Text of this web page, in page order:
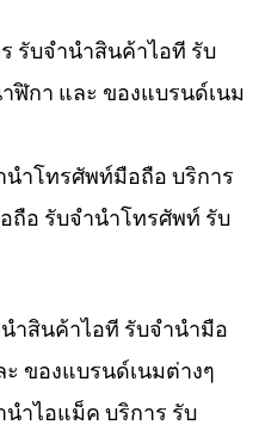
รับจำนำสินค้าไอที รับ
ฬิกา และ ของแบรนด์เนม
ำโทรศัพท์มือถือ บริการ
ถือ รับจำนำโทรศัพท์ รับ
ำสินค้าไอที รับจำนำมือ
ของแบรนด์เนมต่างๆ
ำไอแม็ค บริการ รับ